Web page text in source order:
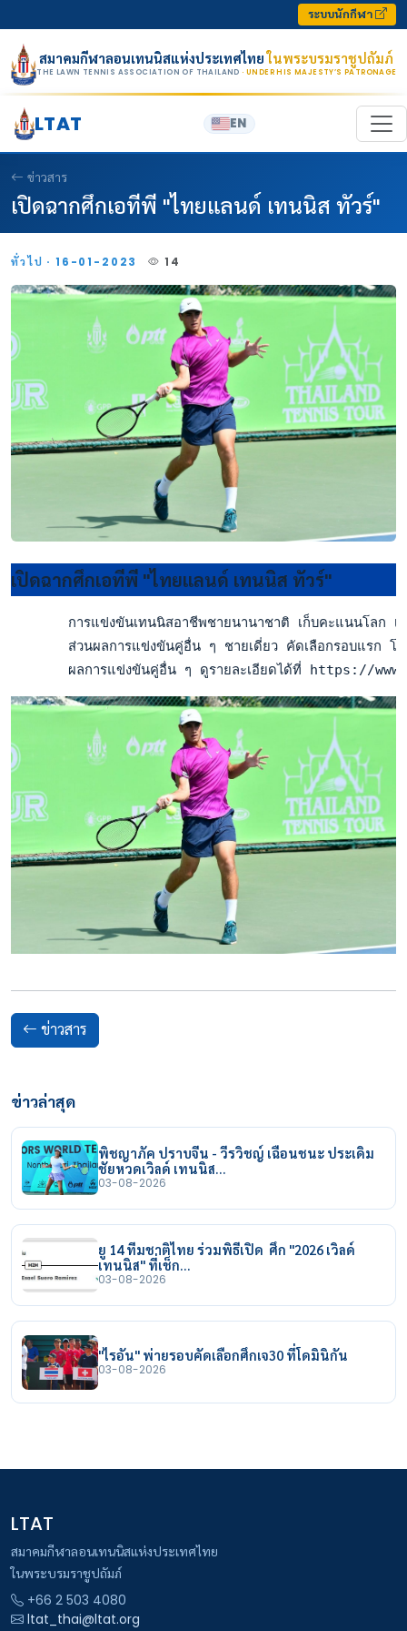
ระบบนักกีฬา
สมาคมกีฬาลอนเทนนิสแห่งประเทศไทยในพระบรมราชูปถัมภ์
THE LAWN TENNIS ASSOCIATION OF THAILAND · UNDER HIS MAJESTY’S PATRONAGE
LTAT EN
ข่าวสาร
เปิดฉากศึกเอทีพี "ไทยแลนด์ เทนนิส ทัวร์"
ทั่วไป · 16-01-2023 14
เปิดฉากศึกเอทีพี "ไทยแลนด์ เทนนิส ทัวร์"
การแข่งขันเทนนิสอาชีพชายนานาชาติ เก็บคะแนนโลก
ส่วนผลการแข่งขันคู่อื่น ๆ ชายเดี่ยว คัดเลือกรอบแรก โ
ผลการแข่งขันคู่อื่น ๆ ดูรายละเอียดได้ที่ https://
ข่าวสาร
ข่าวล่าสุด
พิชญาภัค ปราบจีน - วีรวิชญ์ เฉือนชนะ ประเดิม
ชัยหวดเวิลด์ เทนนิส…
03-08-2026
ยู 14 ทีมชาติไทย ร่วมพิธีเปิด ศึก "2026 เวิลด์
เทนนิส" ที่เช็ก…
03-08-2026
"ไรอัน" พ่ายรอบคัดเลือกศึกเจ30 ที่โดมินิกัน
03-08-2026
LTAT
สมาคมกีฬาลอนเทนนิสแห่งประเทศไทย
ในพระบรมราชูปถัมภ์
+66 2 503 4080
ltat_thai@ltat.org